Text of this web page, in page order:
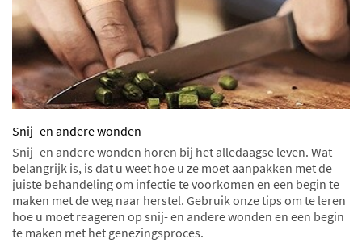
Snij- en andere wonden
Snij- en andere wonden horen bij het alledaagse leven. Wat
belangrijk is, is dat u weet hoe u ze moet aanpakken met de
juiste behandeling om infectie te voorkomen en een begin te
maken met de weg naar herstel. Gebruik onze tips om te leren
hoe u moet reageren op snij- en andere wonden en een begin
te maken met het genezingsproces.